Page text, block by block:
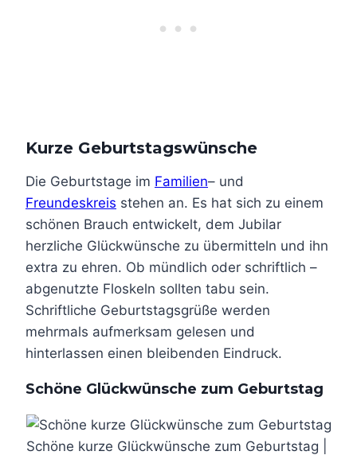
Kurze Geburtstagswünsche
Die Geburtstage im Familien– und
Freundeskreis stehen an. Es hat sich zu einem
schönen Brauch entwickelt, dem Jubilar
herzliche Glückwünsche zu übermitteln und ihn
extra zu ehren. Ob mündlich oder schriftlich –
abgenutzte Floskeln sollten tabu sein.
Schriftliche Geburtstagsgrüße werden
mehrmals aufmerksam gelesen und
hinterlassen einen bleibenden Eindruck.
Schöne Glückwünsche zum Geburtstag
Schöne kurze Glückwünsche zum Geburtstag |